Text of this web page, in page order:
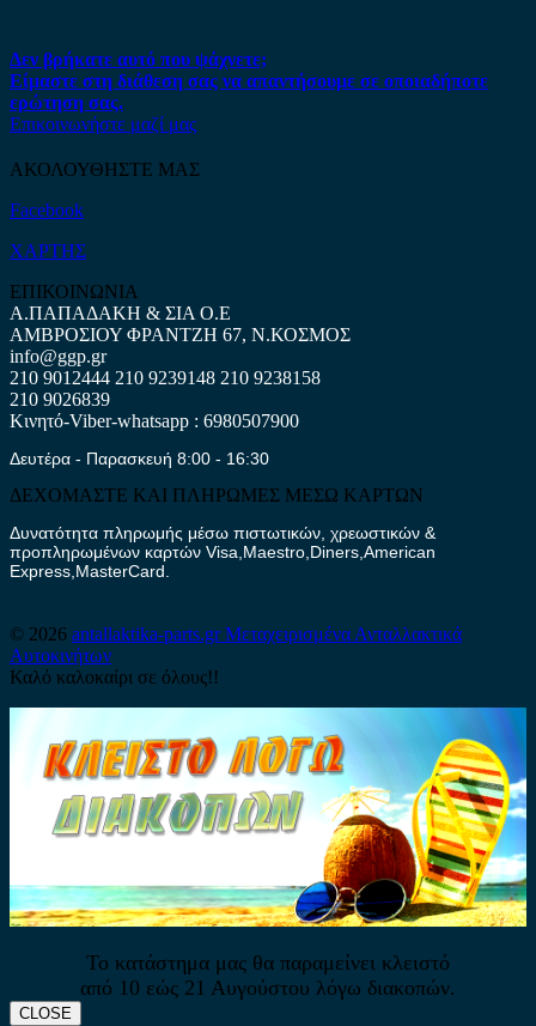
Δεν βρήκατε αυτό που ψάχνετε;
Είμαστε στη διάθεση σας να απαντήσουμε σε οποιαδήποτε
ερώτηση σας.
Επικοινωνήστε μαζί μας
ΑΚΟΛΟΥΘΗΣΤΕ ΜΑΣ
Facebook
ΧΑΡΤΗΣ
ΕΠΙΚΟΙΝΩΝΙΑ
Α.ΠΑΠΑΔΑΚΗ & ΣΙΑ Ο.Ε
ΑΜΒΡΟΣΙΟΥ ΦΡΑΝΤΖΗ 67, Ν.ΚΟΣΜΟΣ
info@ggp.gr
210 9012444 210 9239148 210 9238158
210 9026839
Κινητό-Viber-whatsapp : 6980507900
Δευτέρα - Παρασκευή 8:00 - 16:30
ΔΕΧΟΜΑΣΤΕ ΚΑΙ ΠΛΗΡΩΜΕΣ ΜΕΣΩ ΚΑΡΤΩΝ
Δυνατότητα πληρωμής μέσω πιστωτικών, χρεωστικών &
προπληρωμένων καρτών Visa,Maestro,Diners,American
Express,MasterCard.
© 2026 antallaktika-parts.grΜεταχειρισμένα Ανταλλακτικά
Αυτοκινήτων
Καλό καλοκαίρι σε όλους!!
Το κατάστημα μας θα παραμείνει κλειστό
από 10 εώς 21 Αυγούστου λόγω διακοπών.
CLOSE